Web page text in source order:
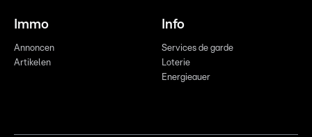
Immo
Annoncen
Artikelen
Info
Services de garde
Loterie
Energieauer